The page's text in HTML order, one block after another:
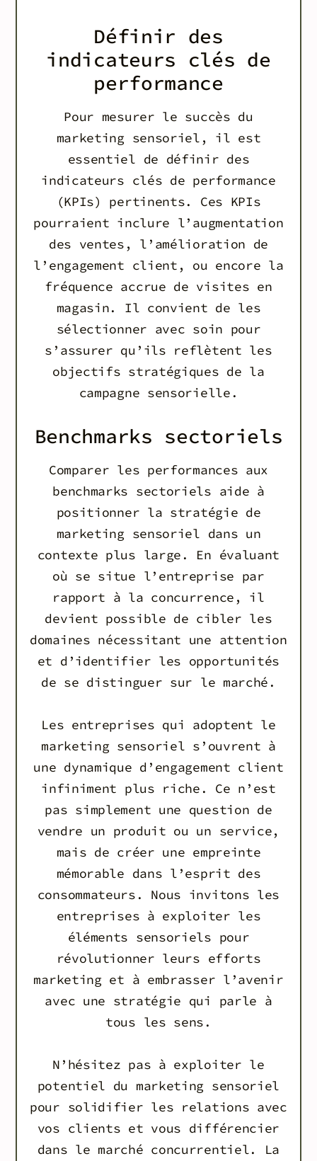
Définir des
indicateurs clés de
performance
Pour mesurer le succès du
marketing sensoriel, il est
essentiel de définir des
indicateurs clés de performance
(KPIs) pertinents. Ces KPIs
pourraient inclure l’augmentation
des ventes, l’amélioration de
l’engagement client, ou encore la
fréquence accrue de visites en
magasin. Il convient de les
sélectionner avec soin pour
s’assurer qu’ils reflètent les
objectifs stratégiques de la
campagne sensorielle.
Benchmarks sectoriels
Comparer les performances aux
benchmarks sectoriels aide à
positionner la stratégie de
marketing sensoriel dans un
contexte plus large. En évaluant
où se situe l’entreprise par
rapport à la concurrence, il
devient possible de cibler les
domaines nécessitant une attention
et d’identifier les opportunités
de se distinguer sur le marché.
Les entreprises qui adoptent le
marketing sensoriel s’ouvrent à
une dynamique d’engagement client
infiniment plus riche. Ce n’est
pas simplement une question de
vendre un produit ou un service,
mais de créer une empreinte
mémorable dans l’esprit des
consommateurs. Nous invitons les
entreprises à exploiter les
éléments sensoriels pour
révolutionner leurs efforts
marketing et à embrasser l’avenir
avec une stratégie qui parle à
tous les sens.
N’hésitez pas à exploiter le
potentiel du marketing sensoriel
pour solidifier les relations avec
vos clients et vous différencier
dans le marché concurrentiel. La